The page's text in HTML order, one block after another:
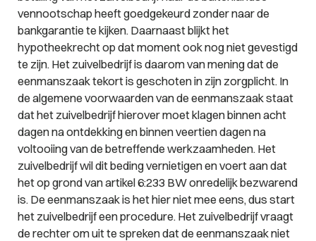
vennootschap heeft goedgekeurd zonder naar de
bankgarantie te kijken. Daarnaast blijkt het
hypotheekrecht op dat moment ook nog niet gevestigd
te zijn. Het zuivelbedrijf is daarom van mening dat de
eenmanszaak tekort is geschoten in zijn zorgplicht. In
de algemene voorwaarden van de eenmanszaak staat
dat het zuivelbedrijf hierover moet klagen binnen acht
dagen na ontdekking en binnen veertien dagen na
voltooiing van de betreffende werkzaamheden. Het
zuivelbedrijf wil dit beding vernietigen en voert aan dat
het op grond van artikel 6:233 BW onredelijk bezwarend
is. De eenmanszaak is het hier niet mee eens, dus start
het zuivelbedrijf een procedure. Het zuivelbedrijf vraagt
de rechter om uit te spreken dat de eenmanszaak niet